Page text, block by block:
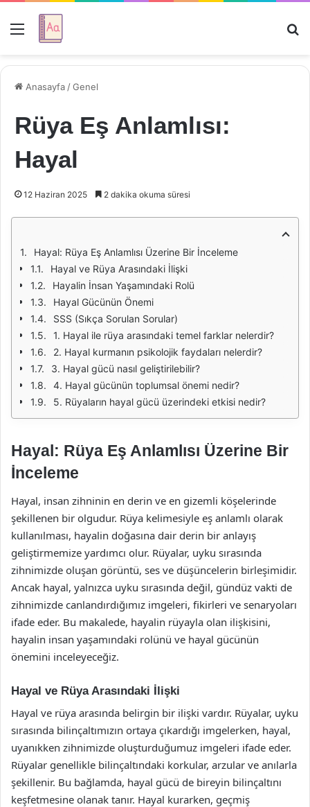
Menü
Anasayfa /Genel
Rüya Eş Anlamlısı:
Hayal
12 Haziran 2025 2 dakika okuma süresi
Hayal: Rüya Eş Anlamlısı Üzerine Bir İnceleme
Hayal ve Rüya Arasındaki İlişki
Hayalin İnsan Yaşamındaki Rolü
Hayal Gücünün Önemi
SSS (Sıkça Sorulan Sorular)
1. Hayal ile rüya arasındaki temel farklar nelerdir?
2. Hayal kurmanın psikolojik faydaları nelerdir?
3. Hayal gücü nasıl geliştirilebilir?
4. Hayal gücünün toplumsal önemi nedir?
5. Rüyaların hayal gücü üzerindeki etkisi nedir?
Hayal: Rüya Eş Anlamlısı Üzerine Bir
İnceleme
Hayal, insan zihninin en derin ve en gizemli köşelerinde
şekillenen bir olgudur. Rüya kelimesiyle eş anlamlı olarak
kullanılması, hayalin doğasına dair derin bir anlayış
geliştirmemize yardımcı olur. Rüyalar, uyku sırasında
zihnimizde oluşan görüntü, ses ve düşüncelerin birleşimidir.
Ancak hayal, yalnızca uyku sırasında değil, gündüz vakti de
zihnimizde canlandırdığımız imgeleri, fikirleri ve senaryoları
ifade eder. Bu makalede, hayalin rüyayla olan ilişkisini,
hayalin insan yaşamındaki rolünü ve hayal gücünün
önemini inceleyeceğiz.
Hayal ve Rüya Arasındaki İlişki
Hayal ve rüya arasında belirgin bir ilişki vardır. Rüyalar, uyku
sırasında bilinçaltımızın ortaya çıkardığı imgelerken, hayal,
uyanıkken zihnimizde oluşturduğumuz imgeleri ifade eder.
Rüyalar genellikle bilinçaltındaki korkular, arzular ve anılarla
şekillenir. Bu bağlamda, hayal gücü de bireyin bilinçaltını
keşfetmesine olanak tanır. Hayal kurarken, geçmiş